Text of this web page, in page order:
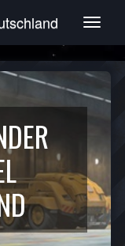
T
g
e
v
g
a
t
i